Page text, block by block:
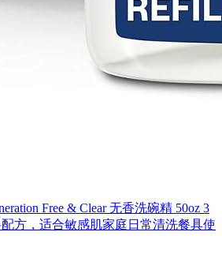
Free & Clear 无香洗碗精 50oz 3
方，适合敏感肌家庭日常清洗餐具使